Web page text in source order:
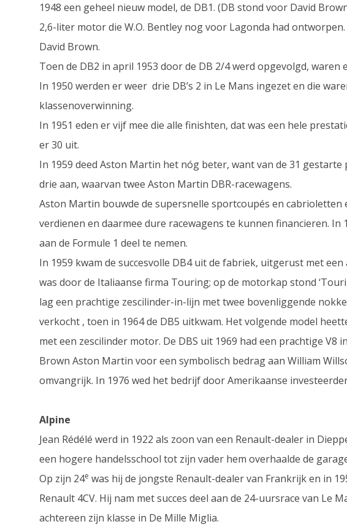
1948 een geheel nieuw model, de DB1. (DB stond voor David
2,6-liter motor die W.O. Bentley nog voor Lagonda had
David Brown.
Toen de DB2 in april 1953 door de DB 2/4 werd opgevolgd, waren
In 1950 werden er weer drie DB’s 2 in Le Mans ingezet en die
klassenoverwinning.
In 1951 eden er vijf mee die alle finishten, dat was een hele
er 30 uit.
In 1959 deed Aston Martin het nóg beter, want van de 31
drie aan, waarvan twee Aston Martin DBR-racewagens.
Aston Martin bouwde de supersnelle sportcoupés en cabrioletten
verdienen en daarmee dure racewagens te kunnen financieren.
aan de Formule 1 deel te nemen.
In 1959 kwam de succesvolle DB4 uit de fabriek, uitgerust met
was door de Italiaanse firma Touring; op de motorkap stond
lag een prachtige zescilinder-in-lijn met twee bovenliggende
verkocht , toen in 1964 de DB5 uitkwam. Het volgende model
met een zescilinder motor. De DBS uit 1969 had een prachtige V8
Brown Aston Martin voor een symbolisch bedrag aan William
omvangrijk. In 1976 wed het bedrijf door Amerikaanse
Alpine
Jean Rédélé werd in 1922 als zoon van een Renault-dealer in
een hogere handelsschool tot zijn vader hem overhaalde de
Op zijn 24e was hij de jongste Renault-dealer van Frankrijk en in
Renault 4CV. Hij nam met succes deel aan de 24-uursrace van Le
achtereen zijn klasse in De Mille Miglia.